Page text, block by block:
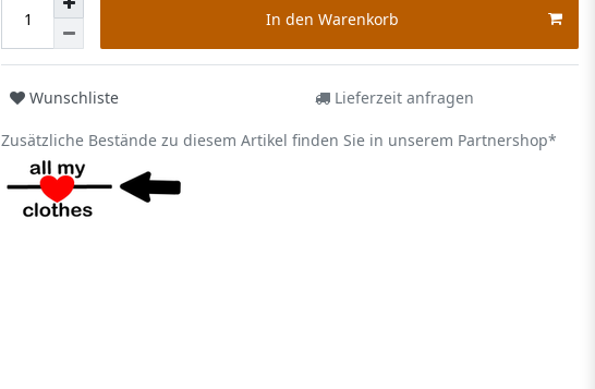
In den Warenkorb
Wunschliste Lieferzeit anfragen
Zusätzliche Bestände zu diesem Artikel finden Sie in unserem Partnershop*